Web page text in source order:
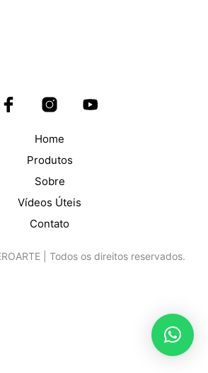
Home
Produtos
Sobre
Vídeos Úteis
Contato
| Todos os direitos reservados.